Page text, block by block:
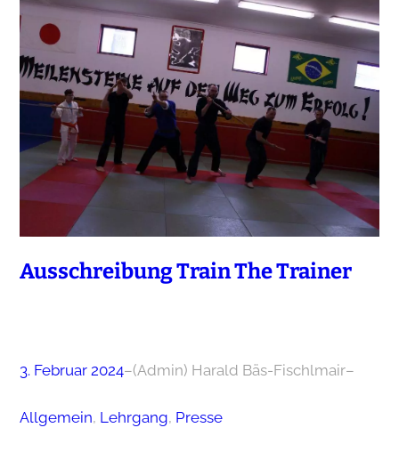
Ausschreibung Train The Trainer
3. Februar 2024–(Admin) Harald Bäs-Fischlmair–
Allgemein, Lehrgang, Presse